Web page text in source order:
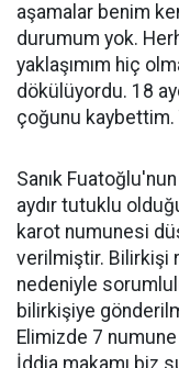
aşamalar benim
durumum yok.
yaklaşımım hiç
dökülüyordu. 18
çoğunu kaybettim.
Sanık
aydır tutuklu
karot numunesi
verilmiştir. Bilirkişi
nedeniyle
bilirkişiye
Elimizde 7